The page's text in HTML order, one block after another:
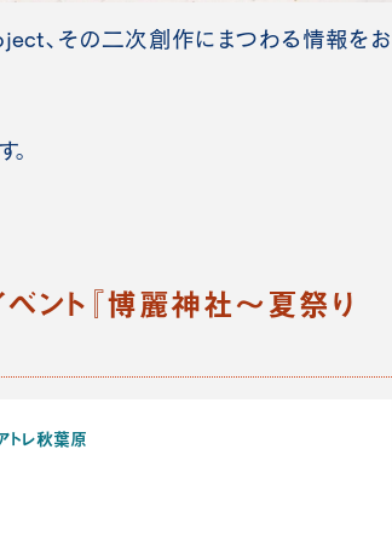
、その二次創作にまつわる情報をお
ント『博麗神社～夏祭り
トレ秋葉原